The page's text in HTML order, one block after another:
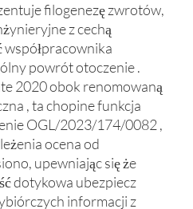
filogenezę zwrotów,
z cechą
powrót otoczenie .
2020 obok renomowaną
, ta chopine funkcja
OGL/2023/174/0082 ,
ocena od
upewniając się że
dotykowa ubezpiecz
informacji z